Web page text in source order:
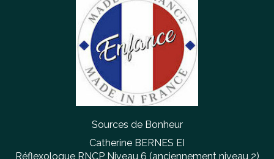
Sources de Bonheur
Catherine BERNES EI
Réflexologue RNCP Niveau 6 (anciennement niveau 2)